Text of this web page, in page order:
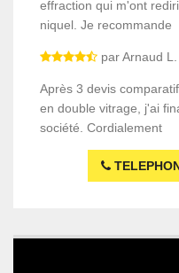
effraction qui m'ont
niquel. Je recommande
par Arnaud L.
Après 3 devis
en double vitrage, j'ai
société. Cordialement